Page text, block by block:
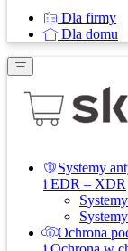
Dla firmy
Dla domu
Systemy
i EDR – XDR
Ochrona